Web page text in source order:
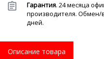
Гарантия. 24 месяца
производителя. Обмен/
дней.
Описание товара